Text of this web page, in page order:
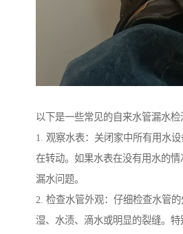
以下是一些常见的自来水管漏水检
1. 观察水表：关闭家中所有用水
在转动。如果水表在没有用水的
漏水问题。
2. 检查水管外观：仔细检查水管
湿、水渍、滴水或明显的裂缝。特